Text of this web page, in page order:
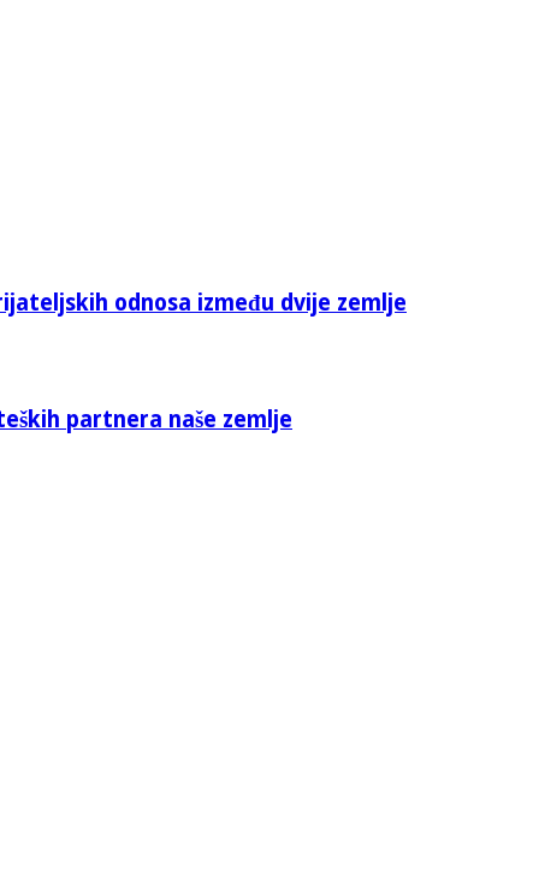
odnosa između dvije zemlje
partnera naše zemlje